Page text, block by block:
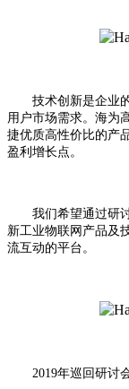
技术创新是企业的
用户市场需求。海为
捷优质高性价比的产
盈利增长点。
我们希望通过研讨
新工业物联网产品及
流互动的平台。
2019年巡回研讨会